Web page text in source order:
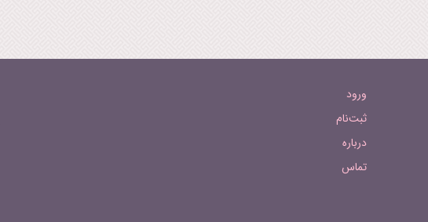
ورود
ثبت‌نام
درباره
تماس